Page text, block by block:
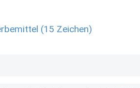
(15 Zeichen)